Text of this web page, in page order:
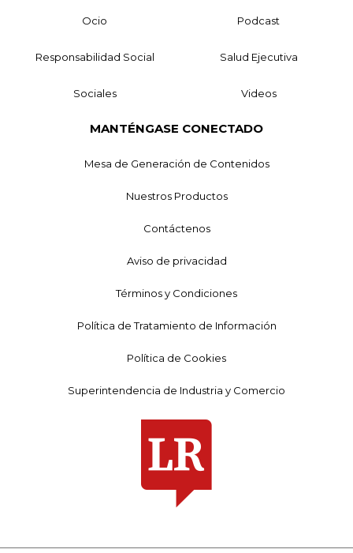
Ocio Podcast
Responsabilidad Social Salud Ejecutiva
Sociales Videos
MANTÉNGASE CONECTADO
Mesa de Generación de Contenidos
Nuestros Productos
Contáctenos
Aviso de privacidad
Términos y Condiciones
Política de Tratamiento de Información
Política de Cookies
Superintendencia de Industria y Comercio